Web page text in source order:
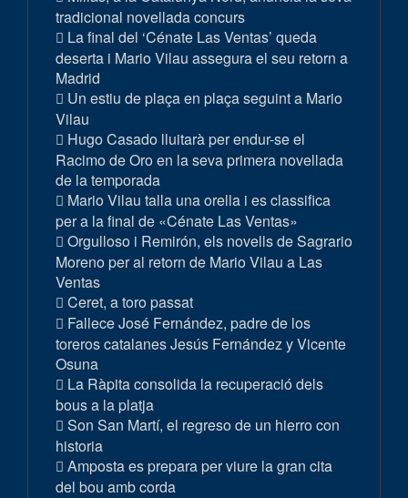
tradicional novellada concurs
La final del ‘Cénate Las Ventas’ queda
deserta i Mario Vilau assegura el seu retorn a
Madrid
Un estiu de plaça en plaça seguint a Mario
Vilau
Hugo Casado lluitarà per endur-se el
Racimo de Oro en la seva primera novellada
de la temporada
Mario Vilau talla una orella i es classifica
per a la final de «Cénate Las Ventas»
Orgulloso i Remirón, els novells de Sagrario
Moreno per al retorn de Mario Vilau a Las
Ventas
Ceret, a toro passat
Fallece José Fernández, padre de los
toreros catalanes Jesús Fernández y Vicente
Osuna
La Ràpita consolida la recuperació dels
bous a la platja
Son San Martí, el regreso de un hierro con
historia
Amposta es prepara per viure la gran cita
del bou amb corda